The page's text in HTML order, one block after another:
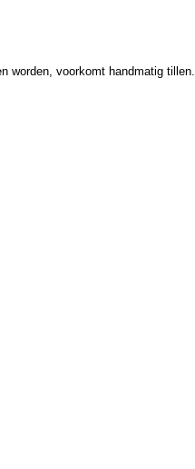
worden, voorkomt handmatig tillen.